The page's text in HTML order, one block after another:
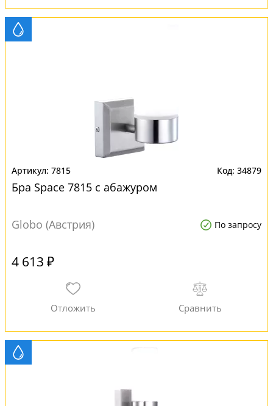
7815 34879
Бра Space 7815 с абажуром
Globo (Австрия) По запросу
4 613 ₽